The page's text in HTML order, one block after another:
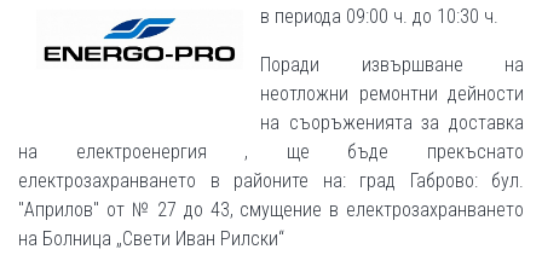
в периода 09:00 ч. до 10:30 ч.
Поради извършване на
неотложни ремонтни дейности
на съоръженията за доставка
на електроенергия , ще бъде прекъснато
електрозахранването в районите на: град Габрово: бул.
"Априлов" от № 27 до 43, смущение в електрозахранването
на Болница „Свети Иван Рилски“